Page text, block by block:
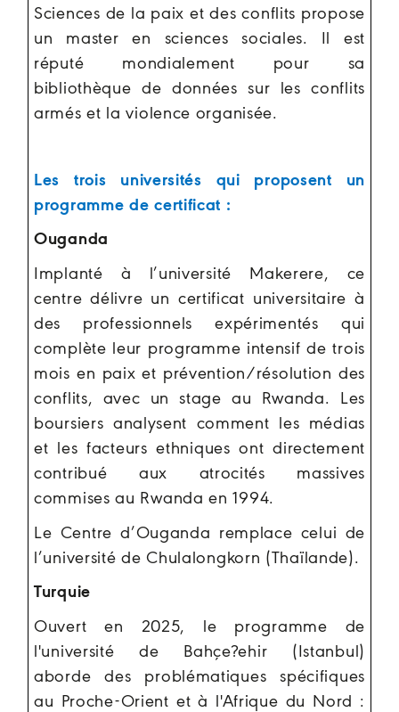
Sciences de la paix et des conflits propose
un master en sciences sociales. Il est
réputé mondialement pour sa
bibliothèque de données sur les conflits
armés et la violence organisée.
Les trois universités qui proposent un
programme de certificat :
Ouganda
Implanté à l’université Makerere, ce
centre délivre un certificat universitaire à
des professionnels expérimentés qui
complète leur programme intensif de trois
mois en paix et prévention/résolution des
conflits, avec un stage au Rwanda. Les
boursiers analysent comment les médias
et les facteurs ethniques ont directement
contribué aux atrocités massives
commises au Rwanda en 1994.
Le Centre d’Ouganda remplace celui de
l’université de Chulalongkorn (Thaïlande).
Turquie
Ouvert en 2025, le programme de
l'université de Bahçe?ehir (Istanbul)
aborde des problématiques spécifiques
au Proche-Orient et à l'Afrique du Nord :